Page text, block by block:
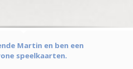
Martin en ben een
speelkaarten.